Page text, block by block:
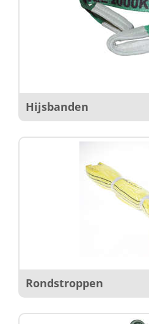
Hijsbanden
Rondstroppen